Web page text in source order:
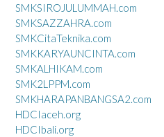
SMKSIROJULUMMAH.com
SMKSAZZAHRA.com
SMKCitaTeknika.com
SMKKARYAUNCINTA.com
SMKALHIKAM.com
SMK2LPPM.com
SMKHARAPANBANGSA2.com
HDCIaceh.org
HDCIbali.org